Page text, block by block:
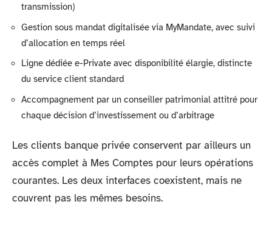
transmission)
Gestion sous mandat digitalisée via MyMandate, avec suivi
d’allocation en temps réel
Ligne dédiée e-Private avec disponibilité élargie, distincte
du service client standard
Accompagnement par un conseiller patrimonial attitré pour
chaque décision d’investissement ou d’arbitrage
Les clients banque privée conservent par ailleurs un
accès complet à Mes Comptes pour leurs opérations
courantes. Les deux interfaces coexistent, mais ne
couvrent pas les mêmes besoins.